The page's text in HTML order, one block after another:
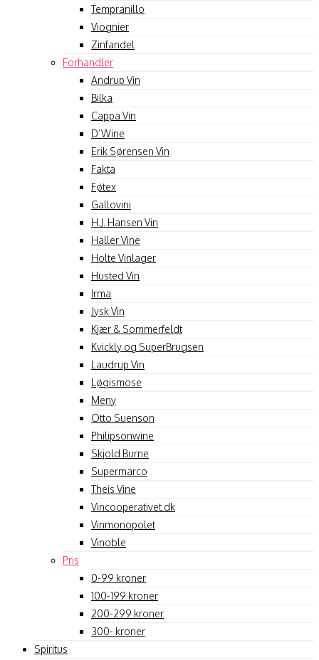
Tempranillo
Viognier
Zinfandel
Forhandler
Andrup Vin
Bilka
Cappa Vin
D’Wine
Erik Sørensen Vin
Fakta
Føtex
Gallovini
H.J. Hansen Vin
Haller Vine
Holte Vinlager
Husted Vin
Irma
Jysk Vin
Kjær & Sommerfeldt
Kvickly og SuperBrugsen
Laudrup Vin
Løgismose
Meny
Otto Suenson
Philipsonwine
Skjold Burne
Supermarco
Theis Vine
Vincooperativet.dk
Vinmonopolet
Vinoble
Pris
0-99 kroner
100-199 kroner
200-299 kroner
300- kroner
Spiritus